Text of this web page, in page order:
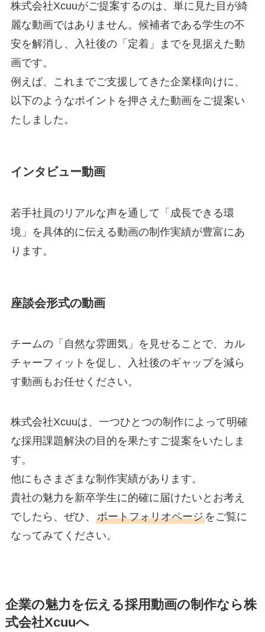
株式会社Xcuuがご提案するのは、単に見た目が綺
麗な動画ではありません。候補者である学生の不
安を解消し、入社後の「定着」までを見据えた動
画です。
例えば、これまでご支援してきた企業様向けに、
以下のようなポイントを押さえた動画をご提案い
たしました。
インタビュー動画
若手社員のリアルな声を通して「成長できる環
境」を具体的に伝える動画の制作実績が豊富にあ
ります。
座談会形式の動画
チームの「自然な雰囲気」を見せることで、カル
チャーフィットを促し、入社後のギャップを減ら
す動画もお任せください。
株式会社Xcuuは、一つひとつの制作によって明確
な採用課題解決の目的を果たすご提案をいたしま
す。
他にもさまざまな制作実績があります。
貴社の魅力を新卒学生に的確に届けたいとお考え
でしたら、ぜひ、 ポートフォリオページをご覧に
なってみてください。
企業の魅力を伝える採用動画の制作なら株
式会社Xcuuへ